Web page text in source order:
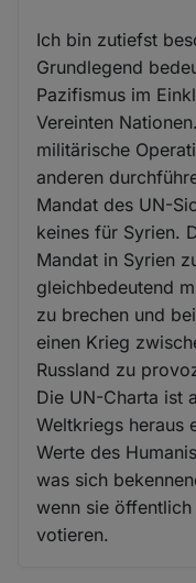
Ich bin zutiefst
Grundlegend
Pazifismus im
Vereinten
militärische
anderen
Mandat des UN-
keines für Syrien.
Mandat in Syrien
gleichbedeutend
zu brechen und
einen Krieg
Russland zu
Die UN-Charta ist
Weltkriegs heraus
Werte des
was sich
wenn sie
votieren.